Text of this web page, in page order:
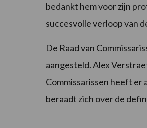
bedankt hem voor zijn
succesvolle verloop van
De Raad van
aangesteld. Alex
Commissarissen heeft er
beraadt zich over de